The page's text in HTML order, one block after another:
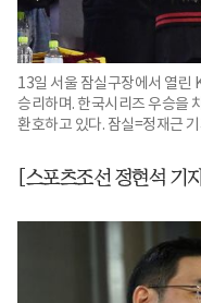
13일 서울 잠실구장에서 열린
승리하며. 한국시리즈 우승을
환호하고 있다. 잠실=정재
[스포츠조선 정현석 기